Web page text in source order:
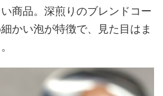
商品。深煎りのブレンドコー
かい泡が特徴で、見た目はま